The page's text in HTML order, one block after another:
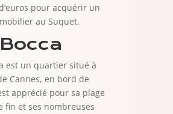
pour acquérir un
au Suquet.
est un quartier situé à
Cannes, en bord de
apprécié pour sa plage
fin et ses nombreuses